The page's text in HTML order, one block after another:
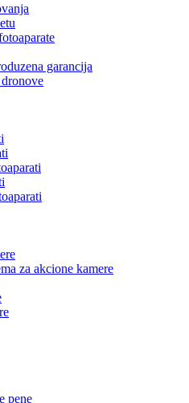
garancija
za akcione kamere
pene